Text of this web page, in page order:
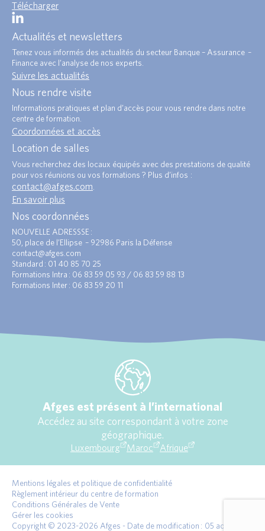
Télécharger
Actualités et newsletters
Tenez vous informés des actualités du secteur Banque – Assurance –
Finance avec l’analyse de nos experts.
Suivre les actualités
Nous rendre visite
Informations pratiques et plan d’accès pour vous rendre dans notre
centre de formation.
Coordonnées et accès
Location de salles
Vous recherchez des locaux équipés avec des prestations de qualité
pour vos réunions ou vos formations ? Plus d’infos :
contact@afges.com
En savoir plus
Nos coordonnées
NOUVELLE ADRESSSE :
50, place de l’Ellipse – 92986 Paris la Défense
contact@afges.com
Standard : 01 40 85 70 25
Formations Intra : 06 83 59 05 93 / 06 83 59 88 13
Formations Inter : 06 83 59 20 11
Afges est présent à l’international
Accédez au site correspondant à votre zone
géographique.
Luxembourg Maroc Afrique
Mentions légales et politique de confidentialité
Règlement intérieur du centre de formation
Conditions Générales de Vente
Gérer les cookies
Copyright © 2023-2026 Afges - Date de modification : 05 août 2026